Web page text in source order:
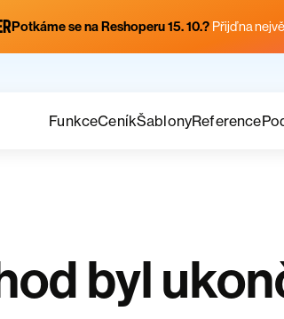
Potkáme se na Reshoperu 15. 10.? Přijď na
FunkceCeníkŠablonyReference
byl